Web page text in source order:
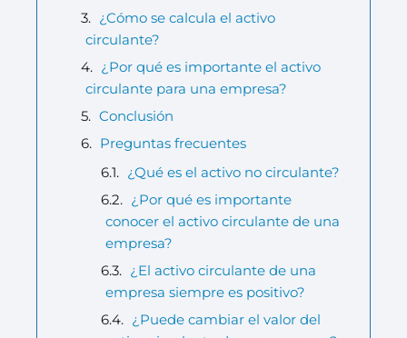
¿Cómo se calcula el activo
circulante?
¿Por qué es importante el activo
circulante para una empresa?
Conclusión
Preguntas frecuentes
¿Qué es el activo no circulante?
¿Por qué es importante
conocer el activo circulante de una
empresa?
¿El activo circulante de una
empresa siempre es positivo?
¿Puede cambiar el valor del